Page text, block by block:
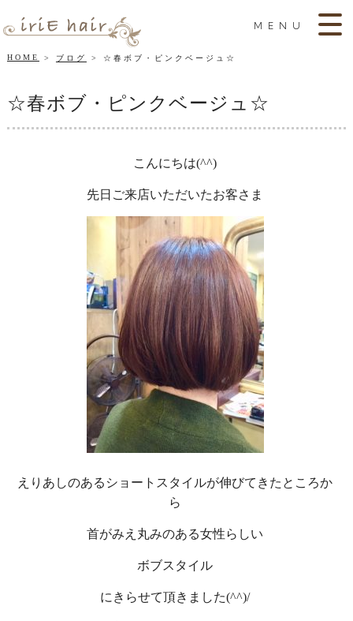
MENU
HOME ブログ ☆春ボブ・ピンクベージュ☆
☆春ボブ・ピンクベージュ☆
こんにちは(^^)
先日ご来店いただいたお客さま
えりあしのあるショートスタイルが伸びてきたところか
ら
首がみえ丸みのある女性らしい
ボブスタイル
にきらせて頂きました(^^)/